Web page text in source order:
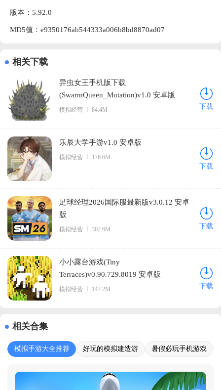
版本：5.92.0
MD5值：e9350176ab544333a006b8bd8870ad07
相关下载
异虫女王手机版下载
(SwarmQueen_Mutation)v1.0 安卓版
模拟经营 84.4M 下载
乐辰大学手游v1.0 安卓版
模拟经营 176.6M
下载
足球经理2026国际服最新版v3.0.12 安卓
版
模拟经营 302.6M 下载
小小露台游戏(Tiny
Terraces)v0.90.729.8019 安卓版
模拟经营 147.2M 下载
相关合集
模拟手游大全推荐
好玩的模拟建造游
暑假必玩手机游戏